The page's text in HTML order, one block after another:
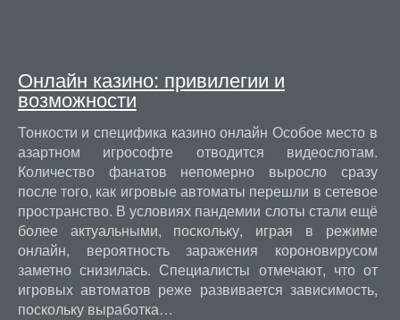
Онлайн казино: привилегии и
возможности
Тонкости и специфика казино онлайн Особое место в
азартном игрософте отводится видеослотам.
Количество фанатов непомерно выросло сразу
после того, как игровые автоматы перешли в сетевое
пространство. В условиях пандемии слоты стали ещё
более актуальными, поскольку, играя в режиме
онлайн, вероятность заражения короновирусом
заметно снизилась. Специалисты отмечают, что от
игровых автоматов реже развивается зависимость,
поскольку выработка…